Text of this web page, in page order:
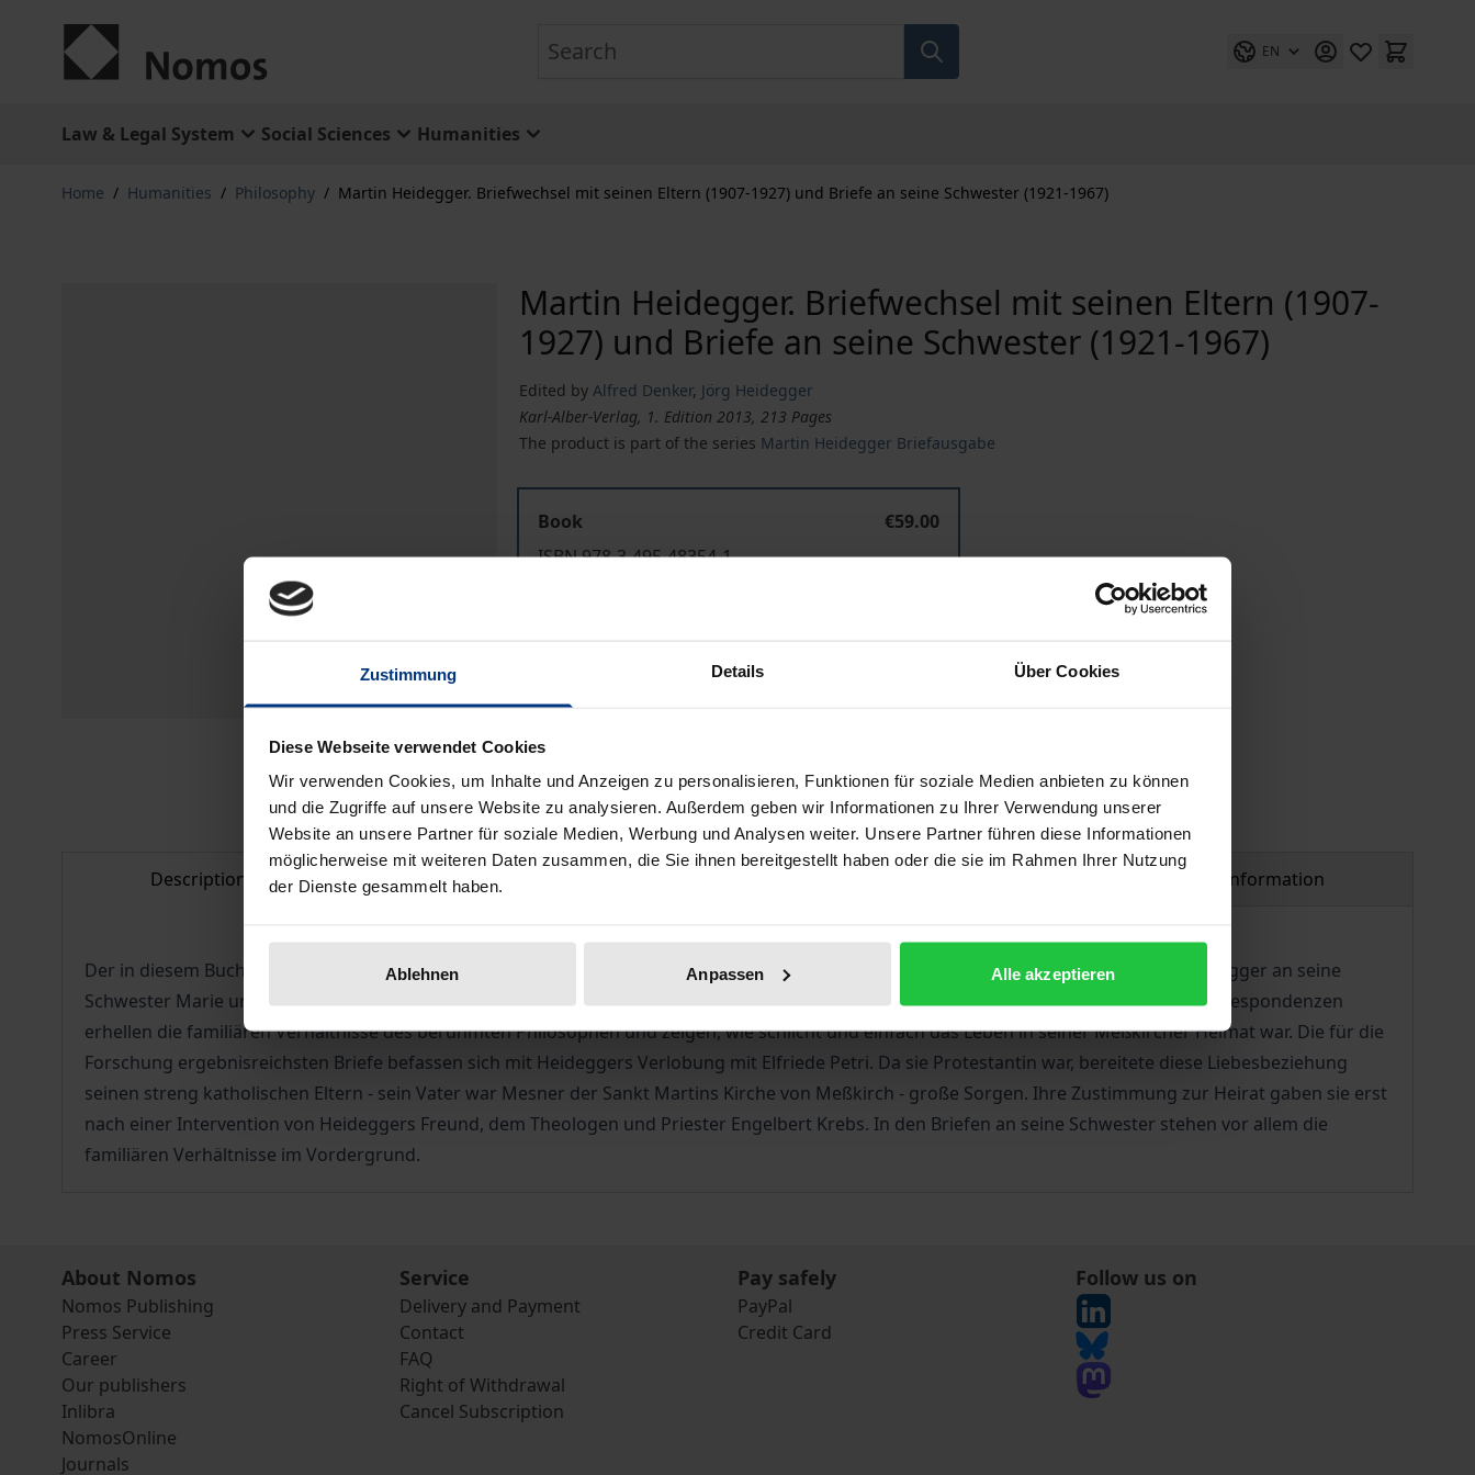
Zustimmung Details Über Cookies
Diese Webseite verwendet Cookies
Wir verwenden Cookies, um Inhalte und Anzeigen zu personalisieren, Funktionen für soziale Medien anbieten zu können
und die Zugriffe auf unsere Website zu analysieren. Außerdem geben wir Informationen zu Ihrer Verwendung unserer
Website an unsere Partner für soziale Medien, Werbung und Analysen weiter. Unsere Partner führen diese Informationen
möglicherweise mit weiteren Daten zusammen, die Sie ihnen bereitgestellt haben oder die sie im Rahmen Ihrer Nutzung
der Dienste gesammelt haben.
Ablehnen Anpassen Alle akzeptieren
EN
Law & Legal System Social Sciences Humanities
Home / Humanities / Philosophy / Martin Heidegger. Briefwechsel mit seinen Eltern (1907-1927) und Briefe an seine Schwester (1921-1967)
Martin Heidegger. Briefwechsel mit seinen Eltern (1907-
1927) und Briefe an seine Schwester (1921-1967)
Edited by Alfred Denker, Jörg Heidegger
Karl-Alber-Verlag, 1. Edition 2013, 213 Pages
The product is part of the series Martin Heidegger Briefausgabe
Book
€59.00
ISBN 978-3-495-48354-1
Prices include VAT. Depending on the delivery address, VAT may vary at checkout.
Description Bibliographical data Product safety information
Der in diesem Buch erstmals veröffentlichte Briefwechsel zwischen Martin Heidegger und seinen Eltern sowie die Briefe von Martin Heidegger an seine
Schwester Marie und seinen Schwager Rudolf Oschwald erscheinen als zweiter Band der Martin Heidegger Briefausgabe. Die beiden Korrespondenzen
erhellen die familiären Verhältnisse des berühmten Philosophen und zeigen, wie schlicht und einfach das Leben in seiner Meßkircher Heimat war. Die für die
Forschung ergebnisreichsten Briefe befassen sich mit Heideggers Verlobung mit Elfriede Petri. Da sie Protestantin war, bereitete diese Liebesbeziehung
seinen streng katholischen Eltern - sein Vater war Mesner der Sankt Martins Kirche von Meßkirch - große Sorgen. Ihre Zustimmung zur Heirat gaben sie erst
nach einer Intervention von Heideggers Freund, dem Theologen und Priester Engelbert Krebs. In den Briefen an seine Schwester stehen vor allem die
familiären Verhältnisse im Vordergrund.
About Nomos
Nomos Publishing
Press Service
Career
Our publishers
Inlibra
NomosOnline
Journals
Service
Delivery and Payment
Contact
FAQ
Right of Withdrawal
Cancel Subscription
Pay safely
PayPal
Credit Card
Follow us on